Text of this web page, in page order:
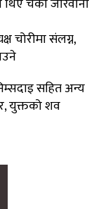
चर्को जरिवाना
चोरीमा संलग्न,
सहित अन्य
युक्तको शव